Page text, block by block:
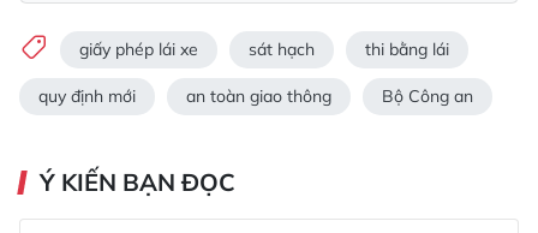
giấy phép lái xe sát hạch thi bằng lái
quy định mới an toàn giao thông Bộ Công an
Ý KIẾN BẠN ĐỌC